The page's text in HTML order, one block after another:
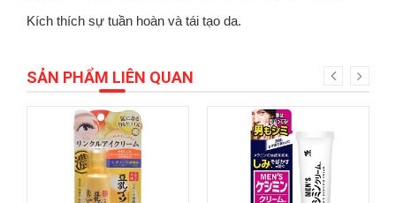
Kích thích sự tuần hoàn và tái tạo da.
SẢN PHẨM LIÊN QUAN